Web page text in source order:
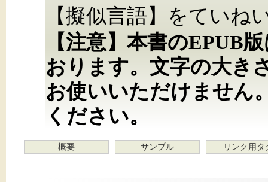
【擬似言語】をていね
【注意】本書のEPUB
おります。文字の大き
お使いいただけません
ください。
概要 サンプル リンク用タ